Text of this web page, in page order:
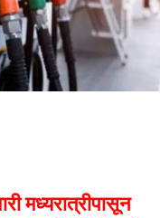
मध्यरात्रीपासून